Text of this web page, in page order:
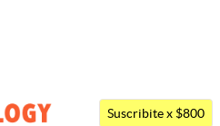
Suscribite x $800